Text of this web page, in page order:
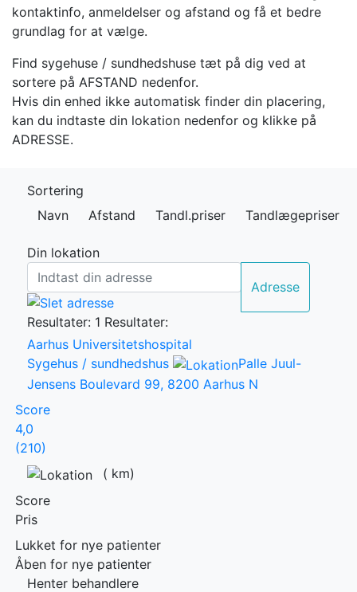
kontaktinfo, anmeldelser og afstand og få et bedre
grundlag for at vælge.
Find sygehuse / sundhedshuse tæt på dig ved at
sortere på AFSTAND nedenfor.
Hvis din enhed ikke automatisk finder din placering,
kan du indtaste din lokation nedenfor og klikke på
ADRESSE.
Sortering
Navn
Afstand Tandl.priser Tandlægepriser
Din lokation
Adresse
Resultater: 1 Resultater:
Aarhus Universitetshospital
Sygehus / sundhedshus
Palle Juul-
Jensens Boulevard 99, 8200 Aarhus N
Score
4,0
(210)
( km)
Score
Pris
Lukket for nye patienter
Åben for nye patienter
Henter behandlere